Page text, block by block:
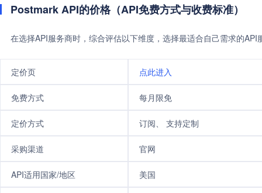
Postmark API的价格（API免费方式与收费标准）
在选择API服务商时，综合评估以下维度，选择最适合自己需求的
定价页 点此进入
免费方式 每月限免
定价方式 订阅、 支持定制
采购渠道 官网
API适用国家/地区 美国